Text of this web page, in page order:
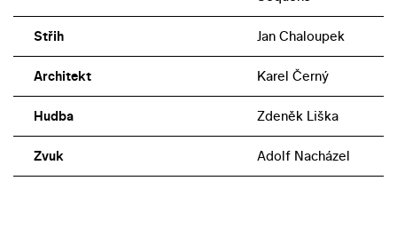
Střih Jan Chaloupek
Architekt Karel Černý
Hudba Zdeněk Liška
Zvuk Adolf Nacházel